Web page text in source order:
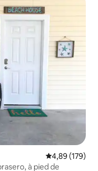
appréciés
Évaluation
4,89 (179)
à pied de